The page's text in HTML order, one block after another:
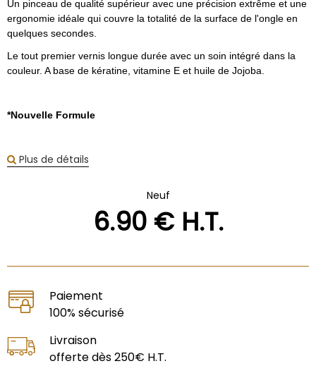
Un pinceau de qualité supérieur avec une précision extrême et une
ergonomie idéale qui couvre la totalité de la surface de l'ongle en
quelques secondes.
Le tout premier vernis longue durée avec un soin intégré dans la
couleur. A base de kératine, vitamine E et huile de Jojoba.
*Nouvelle Formule
Plus de détails
Neuf
6.90€ H.T.
Paiement
100% sécurisé
Livraison
offerte dès 250€ H.T.